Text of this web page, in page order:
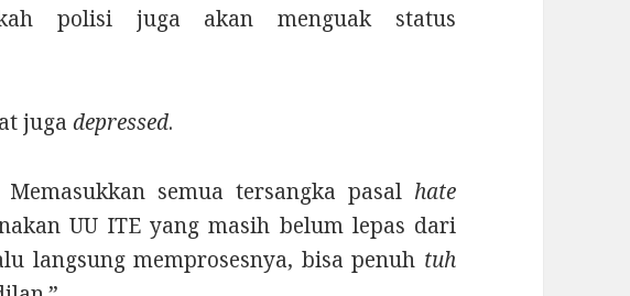
polisi juga akan menguak status
jugadepressed.
semua tersangka pasal hate
UU ITE yang masih belum lepas dari
langsung memprosesnya, bisa penuh tuh